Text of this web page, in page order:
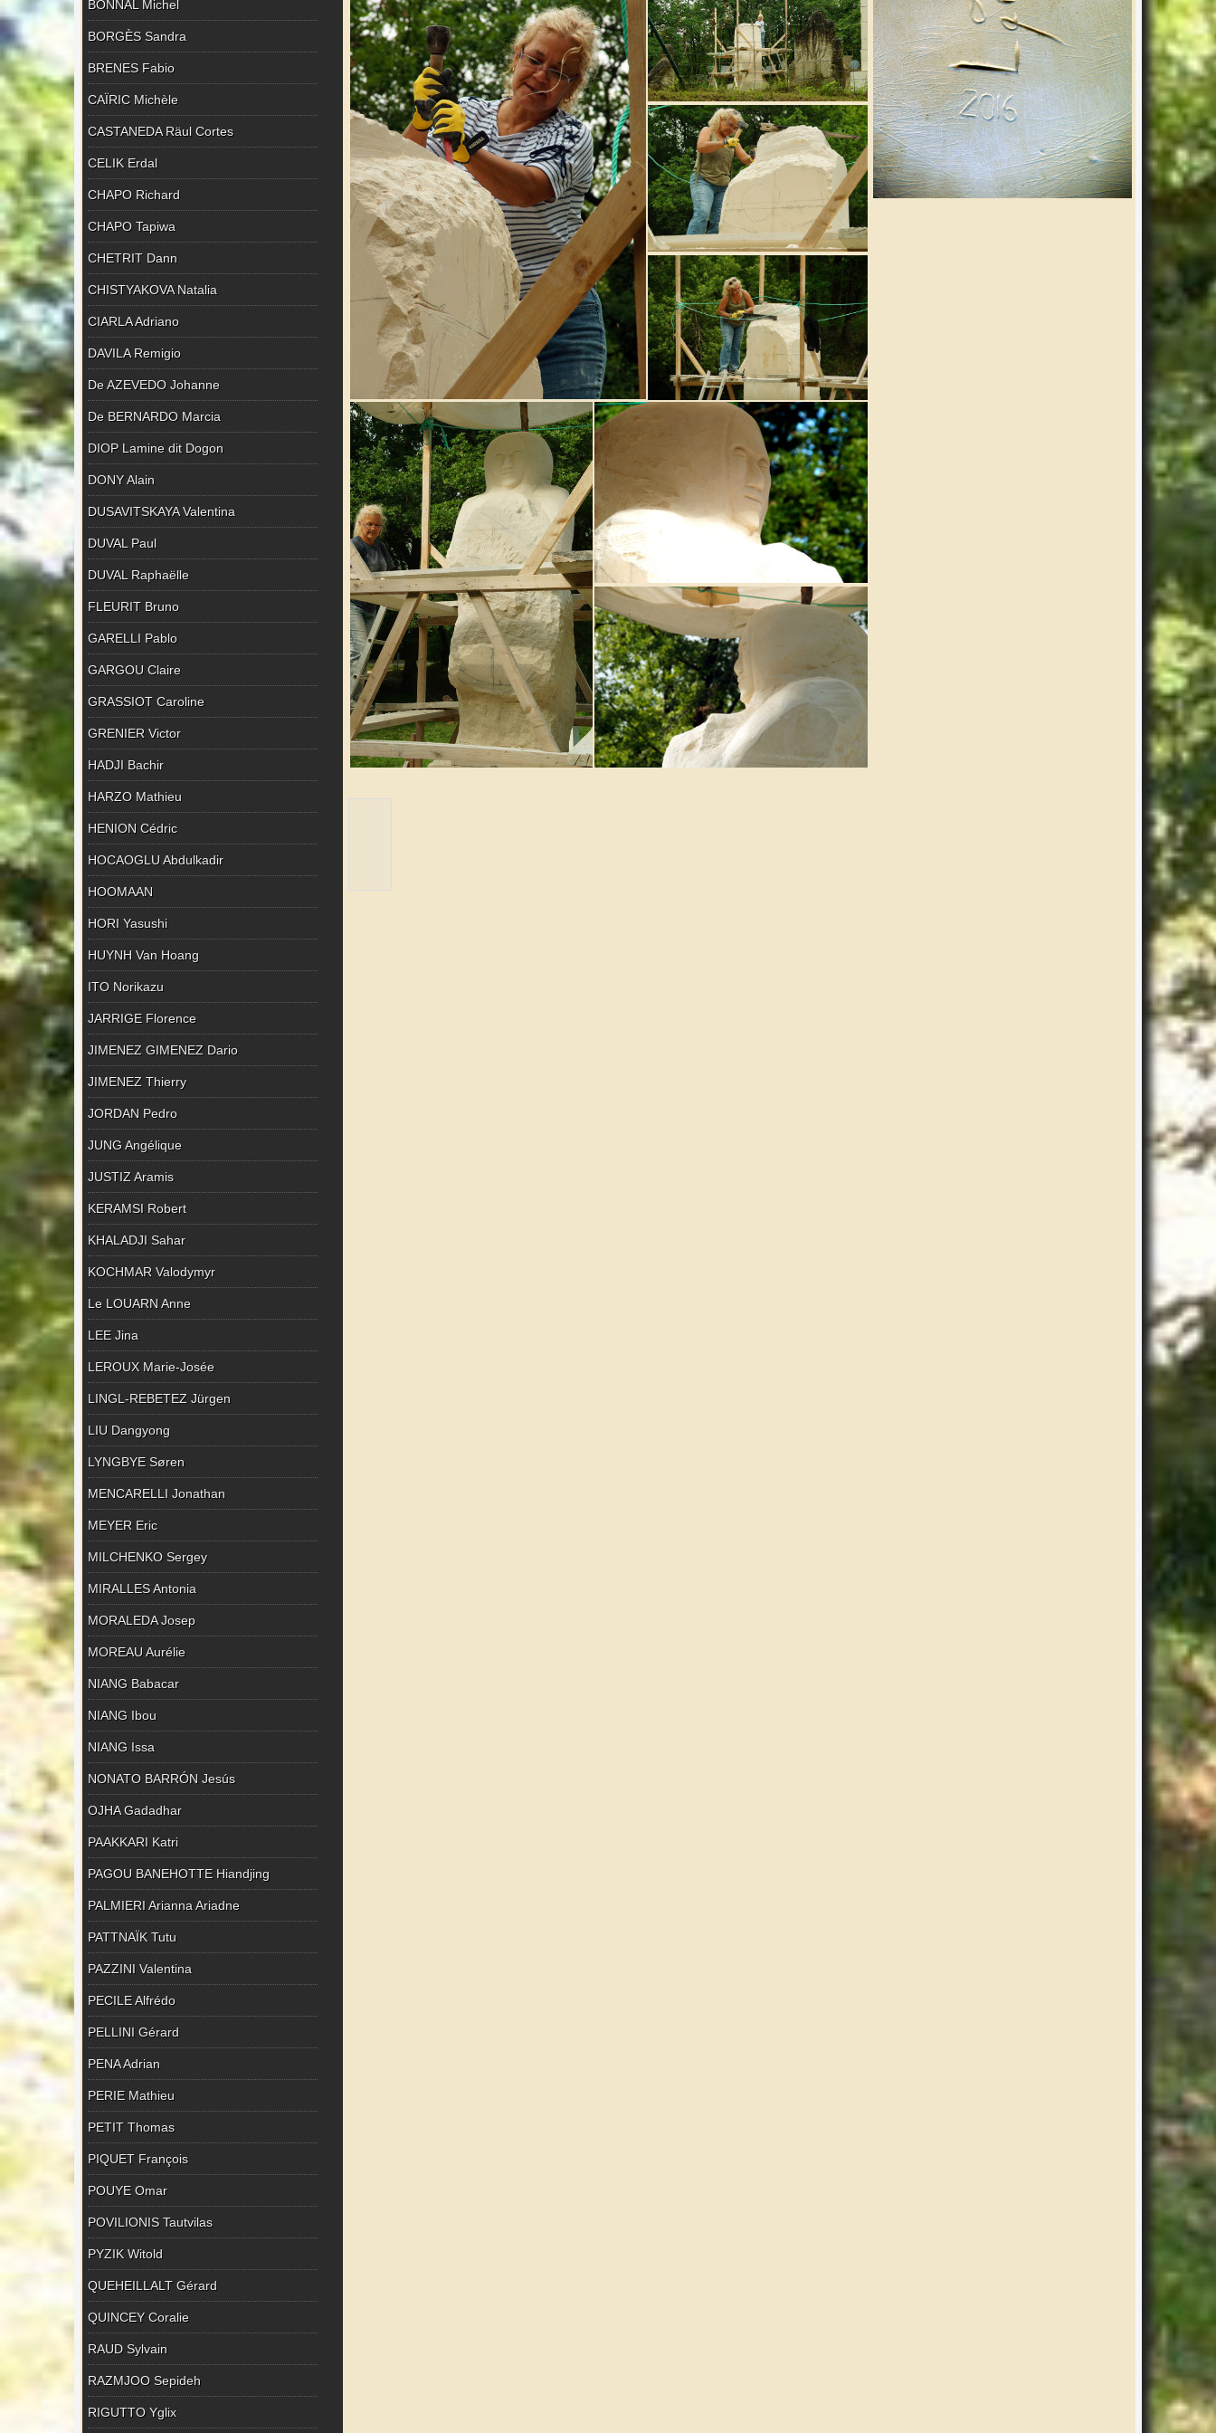
BONNAL Michel
BORGÈS Sandra
BRENES Fabio
CAÏRIC Michèle
CASTANEDA Räul Cortes
CELIK Erdal
CHAPO Richard
CHAPO Tapiwa
CHETRIT Dann
CHISTYAKOVA Natalia
CIARLA Adriano
DAVILA Remigio
De AZEVEDO Johanne
De BERNARDO Marcia
DIOP Lamine dit Dogon
DONY Alain
DUSAVITSKAYA Valentina
DUVAL Paul
DUVAL Raphaëlle
FLEURIT Bruno
GARELLI Pablo
GARGOU Claire
GRASSIOT Caroline
GRENIER Victor
HADJI Bachir
HARZO Mathieu
HENION Cédric
HOCAOGLU Abdulkadir
HOOMAAN
HORI Yasushi
HUYNH Van Hoang
ITO Norikazu
JARRIGE Florence
JIMENEZ GIMENEZ Dario
JIMENEZ Thierry
JORDAN Pedro
JUNG Angélique
JUSTIZ Aramis
KERAMSI Robert
KHALADJI Sahar
KOCHMAR Valodymyr
Le LOUARN Anne
LEE Jina
LEROUX Marie-Josée
LINGL-REBETEZ Jürgen
LIU Dangyong
LYNGBYE Søren
MENCARELLI Jonathan
MEYER Eric
MILCHENKO Sergey
MIRALLES Antonia
MORALEDA Josep
MOREAU Aurélie
NIANG Babacar
NIANG Ibou
NIANG Issa
NONATO BARRÓN Jesús
OJHA Gadadhar
PAAKKARI Katri
PAGOU BANEHOTTE Hiandjing
PALMIERI Arianna Ariadne
PATTNAÏK Tutu
PAZZINI Valentina
PECILE Alfrédo
PELLINI Gérard
PENA Adrian
PERIE Mathieu
PETIT Thomas
PIQUET François
POUYE Omar
POVILIONIS Tautvilas
PYZIK Witold
QUEHEILLALT Gérard
QUINCEY Coralie
RAUD Sylvain
RAZMJOO Sepideh
RIGUTTO Yglix